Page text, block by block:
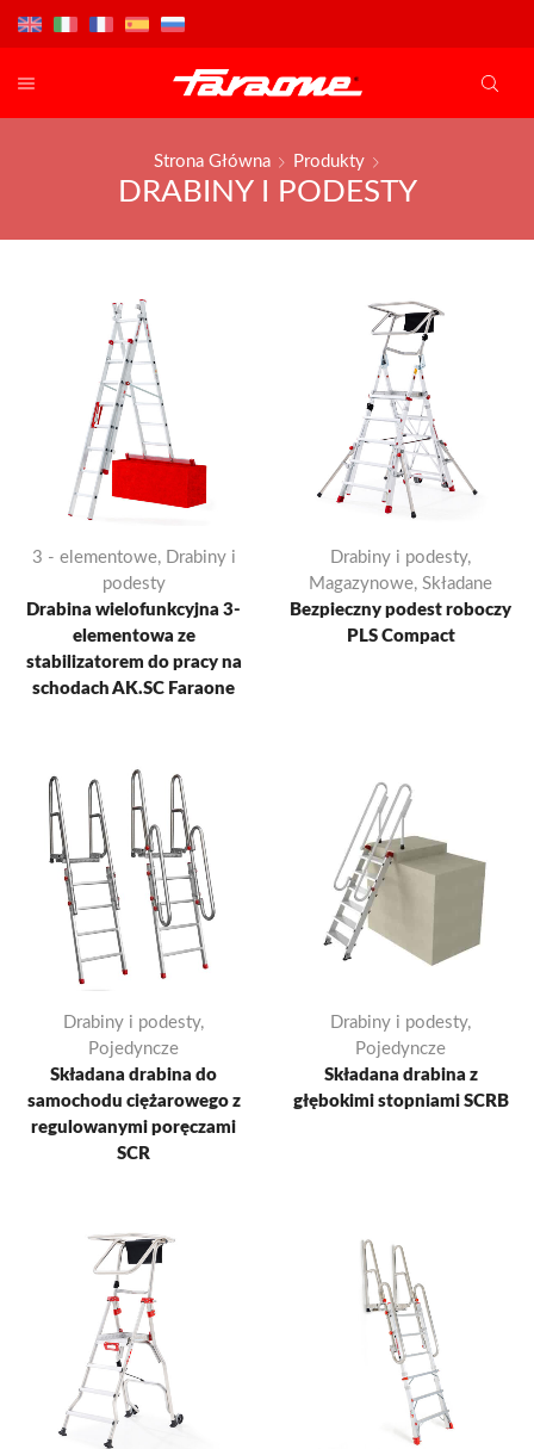
Strona Główna Produkty
DRABINY I PODESTY
3 - elementowe, Drabiny i
podesty
Drabina wielofunkcyjna 3-
elementowa ze
stabilizatorem do pracy na
schodach AK.SC Faraone
Drabiny i podesty,
Magazynowe, Składane
Bezpieczny podest roboczy
PLS Compact
Drabiny i podesty,
Pojedyncze
Składana drabina do
samochodu ciężarowego z
regulowanymi poręczami
SCR
Drabiny i podesty,
Pojedyncze
Składana drabina z
głębokimi stopniami SCRB